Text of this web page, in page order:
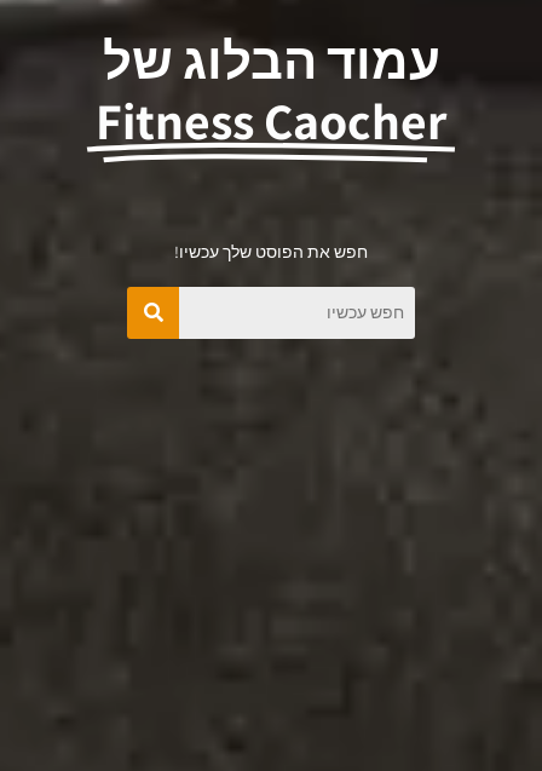
עמוד הבלוג של
Fitness Caocher
חפש את הפוסט שלך עכשיו!